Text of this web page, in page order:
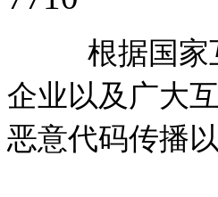
根据国家互
企业以及广大
恶意代码传播